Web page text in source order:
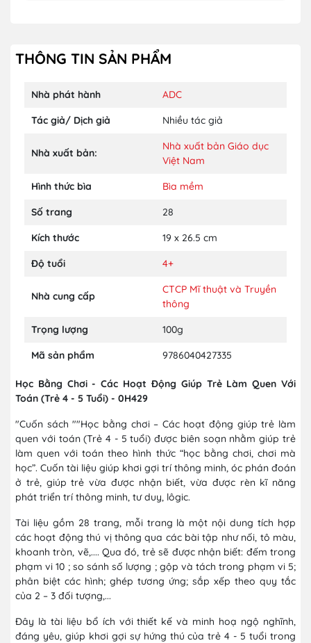
THÔNG TIN SẢN PHẨM
Nhà phát hành ADC
Tác giả/ Dịch giả Nhiều tác giả
Nhà xuất bản:
Nhà xuất bản Giáo dục
Việt Nam
Hình thức bìa Bìa mềm
Số trang 28
Kích thước 19 x 26.5 cm
Độ tuổi 4+
Nhà cung cấp
CTCP Mĩ thuật và Truyền
thông
Trọng lượng 100g
Mã sản phẩm 9786040427335
Học Bằng Chơi - Các Hoạt Động Giúp Trẻ Làm Quen Với
Toán (Trẻ 4 - 5 Tuổi) - 0H429
"Cuốn sách ""Học bằng chơi – Các hoạt động giúp trẻ làm
quen với toán (Trẻ 4 - 5 tuổi) được biên soạn nhằm giúp trẻ
làm quen với toán theo hình thức “học bằng chơi, chơi mà
học”. Cuốn tài liệu giúp khơi gợi trí thông minh, óc phán đoán
ở trẻ, giúp trẻ vừa được nhận biết, vừa được rèn kĩ năng
phát triển trí thông minh, tư duy, lôgic.
Tài liệu gồm 28 trang, mỗi trang là một nội dung tích hợp
các hoạt động thú vị thông qua các bài tập như nối, tô màu,
khoanh tròn, vẽ,.... Qua đó, trẻ sẽ được nhận biết: đếm trong
phạm vi 10 ; so sánh số lượng ; gộp và tách trong phạm vi 5;
phân biệt các hình; ghép tương ứng; sắp xếp theo quy tắc
của 2 – 3 đối tượng,...
Đây là tài liệu bổ ích với thiết kế và minh hoạ ngộ nghĩnh,
đáng yêu, giúp khơi gợi sự hứng thú của trẻ 4 - 5 tuổi trong